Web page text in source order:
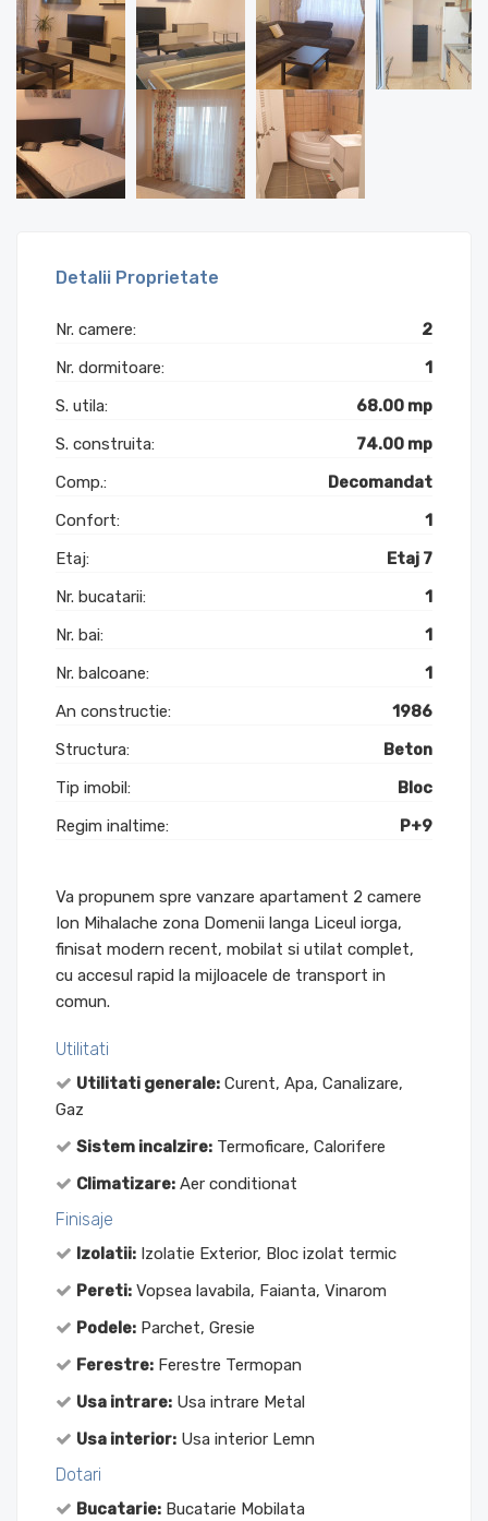
Detalii Proprietate
Nr. camere:
2
Nr. dormitoare:
1
S. utila:
68.00 mp
S. construita:
74.00 mp
Comp.:
Decomandat
Confort:
1
Etaj:
Etaj 7
Nr. bucatarii:
1
Nr. bai:
1
Nr. balcoane:
1
An constructie:
1986
Structura:
Beton
Tip imobil:
Bloc
Regim inaltime:
P+9
Va propunem spre vanzare apartament 2 camere
Ion Mihalache zona Domenii langa Liceul iorga,
finisat modern recent, mobilat si utilat complet,
cu accesul rapid la mijloacele de transport in
comun.
Utilitati
Utilitati generale: Curent, Apa, Canalizare,
Gaz
Sistem incalzire: Termoficare, Calorifere
Climatizare: Aer conditionat
Finisaje
Izolatii: Izolatie Exterior, Bloc izolat termic
Pereti: Vopsea lavabila, Faianta, Vinarom
Podele: Parchet, Gresie
Ferestre: Ferestre Termopan
Usa intrare: Usa intrare Metal
Usa interior: Usa interior Lemn
Dotari
Bucatarie: Bucatarie Mobilata